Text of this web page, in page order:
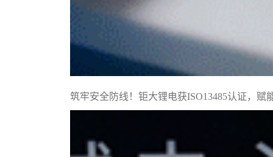
筑牢安全防线！钜大锂电获ISO13485认证，赋